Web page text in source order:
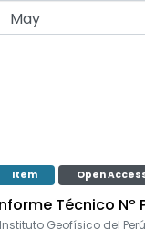
Item Open
Técnico Nº
Instituto Geofísico del Perú